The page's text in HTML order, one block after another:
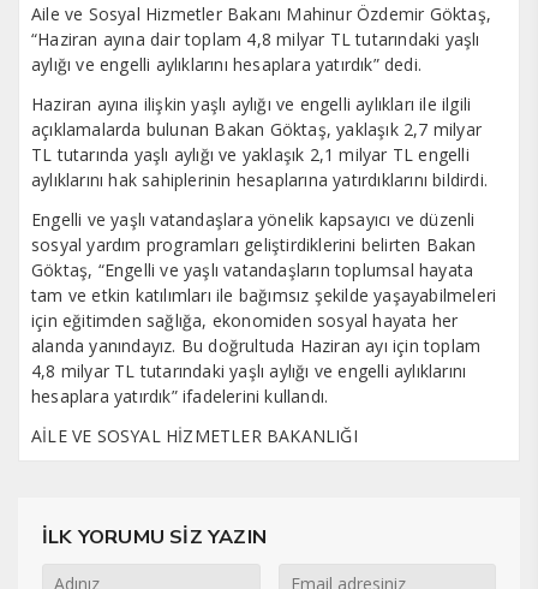
Aile ve Sosyal Hizmetler Bakanı Mahinur Özdemir Göktaş,
“Haziran ayına dair toplam 4,8 milyar TL tutarındaki yaşlı
aylığı ve engelli aylıklarını hesaplara yatırdık” dedi.
Haziran ayına ilişkin yaşlı aylığı ve engelli aylıkları ile ilgili
açıklamalarda bulunan Bakan Göktaş, yaklaşık 2,7 milyar
TL tutarında yaşlı aylığı ve yaklaşık 2,1 milyar TL engelli
aylıklarını hak sahiplerinin hesaplarına yatırdıklarını bildirdi.
Engelli ve yaşlı vatandaşlara yönelik kapsayıcı ve düzenli
sosyal yardım programları geliştirdiklerini belirten Bakan
Göktaş, “Engelli ve yaşlı vatandaşların toplumsal hayata
tam ve etkin katılımları ile bağımsız şekilde yaşayabilmeleri
için eğitimden sağlığa, ekonomiden sosyal hayata her
alanda yanındayız. Bu doğrultuda Haziran ayı için toplam
4,8 milyar TL tutarındaki yaşlı aylığı ve engelli aylıklarını
hesaplara yatırdık” ifadelerini kullandı.
AİLE VE SOSYAL HİZMETLER BAKANLIĞI
İLK YORUMU SİZ YAZIN